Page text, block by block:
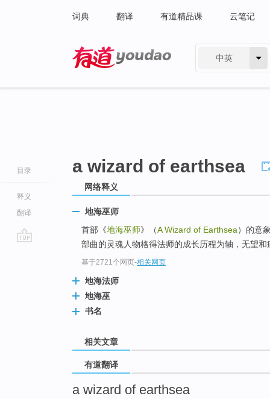
词典 翻译 有道精品课 云笔记
中英
目录
释义
翻译
a wizard of earthsea
网络释义
地海巫师
首部《地海巫师》（A Wizard of Earthsea）的意
部曲的灵魂人物格得法师的成长历程为轴，无望
基于2721个网页-相关网页
地海法师
地海巫
书名
相关文章
有道翻译
a wizard of earthsea